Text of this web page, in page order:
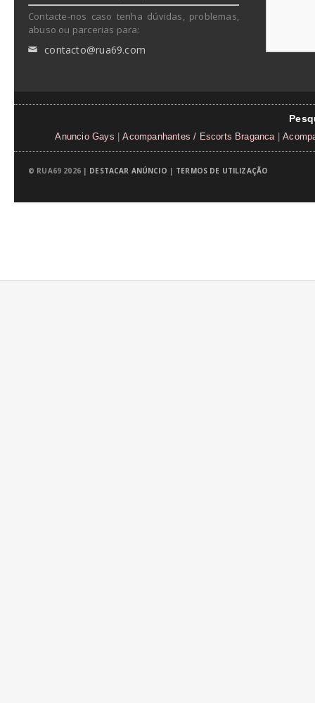
Contacte-nos caso tenha dúvidas, problemas,
abuso ou parcerias para:
✉ contacto@rua69.com
Anuncio Gays Acompanhantes / Escorts Braganca
© RUA69 2026 | DESTACAR ANÚNCIO | TERMOS DE UTILIZAÇÃO